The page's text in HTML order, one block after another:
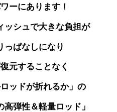
ーにあります！
ッシュで大きな負担が
っぱなしになり
復元することなく
ッドが折れるか」の
弾性＆軽量ロッド」